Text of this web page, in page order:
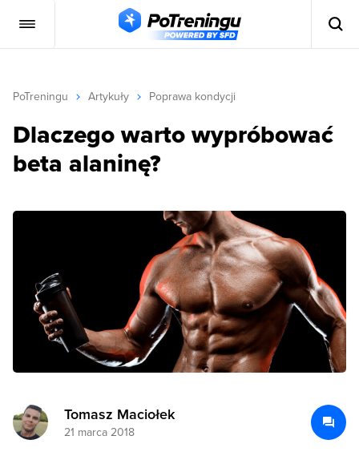
PoTreningu Artykuły Poprawa kondycji
Dlaczego warto wypróbować
beta alaninę?
Tomasz Maciołek
21 marca 2018